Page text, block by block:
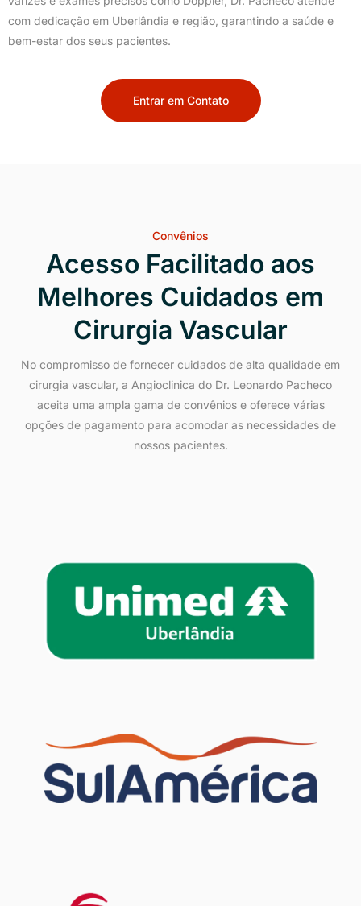
com dedicação em Uberlândia e região, garantindo a saúde e
bem-estar dos seus pacientes.
Entrar em Contato
Convênios
Acesso Facilitado aos
Melhores Cuidados em
Cirurgia Vascular
No compromisso de fornecer cuidados de alta qualidade em
cirurgia vascular, a Angioclinica do Dr. Leonardo Pacheco
aceita uma ampla gama de convênios e oferece várias
opções de pagamento para acomodar as necessidades de
nossos pacientes.